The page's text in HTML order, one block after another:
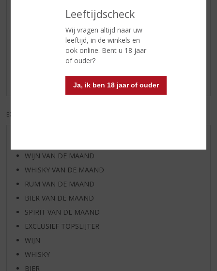
Leeftijdscheck
Wij vragen altijd naar uw
leeftijd, in de winkels en
ook online. Bent u 18 jaar
of ouder?
Ja, ik ben 18 jaar of ouder
Reviews
Schrijf een review
EXCL. BTW
WIJN VAN DE MAAND
WHISKY VAN DE MAAND
RUM VAN DE MAAND
BIER VAN DE MAAND
SPIRIT VAN DE MAAND
EXCLUSIEF TOPSLIJTER
WIJN
WHISKY
BIER